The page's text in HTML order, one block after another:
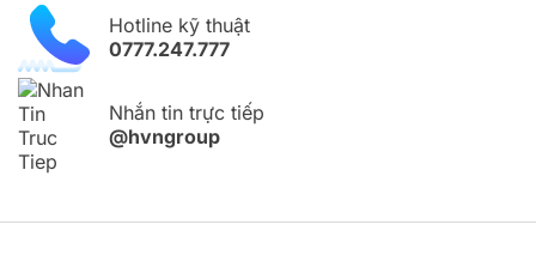
Hotline kỹ thuật
0777.247.777
Nhắn tin trực tiếp
@hvngroup